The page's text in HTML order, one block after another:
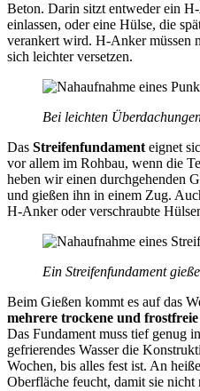
Beton. Darin sitzt entweder ein
einlassen, oder eine Hülse, die
verankert wird. H-Anker müssen
sich leichter versetzen.
Bei leichten
Das Streifenfundament eignet
vor allem im Rohbau, wenn die
heben wir einen durchgehenden
und gießen ihn in einem Zug.
H-Anker oder verschraubte
Ein Streifenfundament
Beim Gießen kommt es auf das
mehrere trockene und frostfreie
Das Fundament muss tief genug
gefrierendes Wasser die
Wochen, bis alles fest ist. An
Oberfläche feucht, damit sie nicht